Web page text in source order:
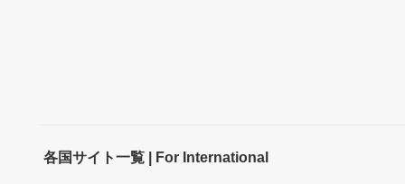
各国サイト一覧 | For International